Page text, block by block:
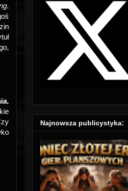
.
Najnowsza publicystyka: